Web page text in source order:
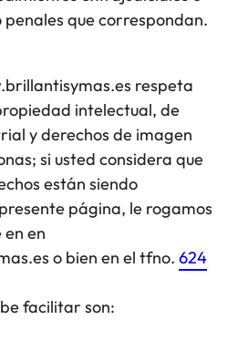
penales que correspondan.
respeta
intelectual, de
y derechos de imagen
si usted considera que
están siendo
página, le rogamos
en en
o bien en el tfno. 624
facilitar son: